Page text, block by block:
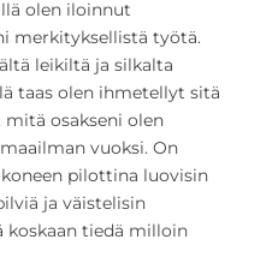
olen iloinnut
merkityksellistä työtä.
leikiltä ja silkalta
taas olen ihmetellyt sitä
osakseni olen
vuoksi. On
pilottina luovisin
ja väistelisin
koskaan tiedä milloin